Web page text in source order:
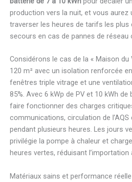
production vers la nuit, et vous aurez
traverser les heures de tarifs les plus
secours en cas de pannes de réseau
Considérons le cas de la « Maison du
120 m² avec un isolation renforcée
fenêtres triple vitrage et une
85%. Avec 6 kWp de PV et 10 kWh
faire fonctionner des charges
communications, circulation de
pendant plusieurs heures. Les jours
privilégie la pompe à chaleur et
heures vertes, réduisant l’importation
Matériaux sains et performance réelle